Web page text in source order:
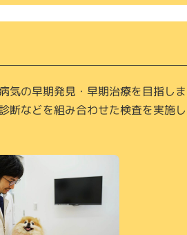
気の早期発見・早期治療を目指しま
断などを組み合わせた検査を実施し